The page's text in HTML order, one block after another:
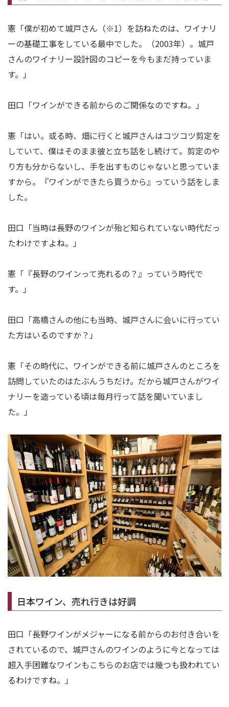
憲「僕が初めて城戸さん（※1）を訪ねたのは、ワイナリ
ーの基礎工事をしている最中でした。（2003年）。城戸
さんのワイナリー設計図のコピーを今もまだ持っていま
す。」
田口「ワインができる前からのご関係なのですね。」
憲「はい。或る時、畑に行くと城戸さんはコツコツ剪定を
していて、僕はそのまま彼と立ち話をし続けて。剪定のや
り方も分からないし、手を出すものじゃないと思っていま
すから。『ワインができたら買うから』っていう話をしま
した。
田口「当時は長野のワインが殆ど知られていない時代だっ
たわけですよね。」
憲「『長野のワインって売れるの？』っていう時代で
す。」
田口「高橋さんの他にも当時、城戸さんに会いに行ってい
た方はいるのですか？」
憲「その時代に、ワインができる前に城戸さんのところを
訪問していたのはたぶんうちだけ。だから城戸さんがワイ
ナリーを造っている頃は毎月行って話を聞いていまし
た。」
日本ワイン、売れ行きは好調
田口「長野ワインがメジャーになる前からのお付き合いを
されているので、城戸さんのワインのように今となっては
超入手困難なワインもこちらのお店では幾つも扱われてい
るわけですね。」